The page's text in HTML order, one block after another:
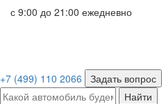
с 9:00 до 21:00 ежедневно
+7 (499) 110 2066
Задать вопрос
Найти